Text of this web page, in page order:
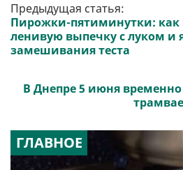
Предыдущая статья:
Пирожки-пятиминутки: как
ленивую выпечку с луком и
замешивания теста
В Днепре 5 июня
ГЛАВНОЕ